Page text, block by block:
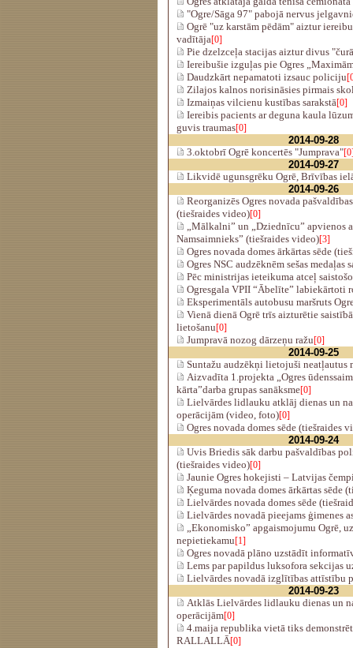
"Ogre/Sāga 97" pabojā nervus
Ogrē "uz karstām pēdām" aiztur
vadītāja[0]
Pie dzelzceļa stacijas aiztur divus
Iereibušie izguļas pie Ogres
Daudzkārt nepamatoti izsauc policiju
Zilajos kalnos norisināsies pirmais
Izmaiņas vilcienu kustības sarakstā[0]
Iereibis pacients ar deguna kaula
guvis traumas[0]
2014-09-28
3.oktobrī Ogrē koncertēs "Jumprava"
2014-09-27
Likvidē ugunsgrēku Ogrē, Brīvības
2014-09-26
Reorganizēs Ogres novada
(tiešraides video)[0]
„Mālkalni” un „Dziednīcu” apvienos
Namsaimnieks” (tiešraides video)[3]
Ogres novada domes ārkārtas sēde
Ogres NSC audzēknēm sešas medaļas
Pēc ministrijas ieteikuma atceļ
Ogresgala VPII “Ābelīte” labiekārtoti
Eksperimentāls autobusu maršruts
Vienā dienā Ogrē trīs aizturētie
lietošanu[0]
Jumpravā nozog dārzeņu ražu[0]
2014-09-25
Suntažu audzēkņi lietojuši neatļautus
Aizvadīta 1.projekta „Ogres
kārta”darba grupas sanāksme[0]
Lielvārdes lidlauku atklāj dienas un
operācijām (video, foto)[0]
Ogres novada domes sēde (tiešraides
2014-09-24
Uvis Briedis sāk darbu pašvaldības
(tiešraides video)[0]
Jaunie Ogres hokejisti – Latvijas
Ķeguma novada domes ārkārtas sēde
Lielvārdes novada domes sēde
Lielvārdes novadā pieejams ģimenes
„Ekonomisko” apgaismojumu Ogrē,
nepietiekamu[1]
Ogres novadā plāno uzstādīt
Lems par papildus luksofora sekcijas
Lielvārdes novadā izglītības attīstību
2014-09-23
Atklās Lielvārdes lidlauku dienas un
operācijām[0]
4.maija republika vietā tiks
RALLALLĀ[0]